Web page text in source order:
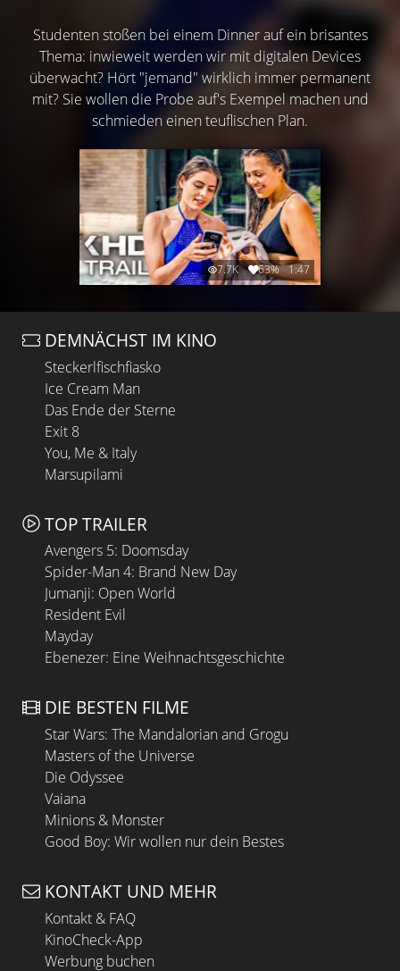
Studenten stoßen bei einem Dinner auf ein brisantes
Thema: inwieweit werden wir mit digitalen Devices
überwacht? Hört "jemand" wirklich immer permanent
mit? Sie wollen die Probe auf's Exempel machen und
schmieden einen teuflischen Plan.
7.7K 63% 1:47
DEMNÄCHST IM KINO
Steckerlfischfiasko
Ice Cream Man
Das Ende der Sterne
Exit 8
You, Me & Italy
Marsupilami
TOP TRAILER
Avengers 5: Doomsday
Spider-Man 4: Brand New Day
Jumanji: Open World
Resident Evil
Mayday
Ebenezer: Eine Weihnachtsgeschichte
DIE BESTEN FILME
Star Wars: The Mandalorian and Grogu
Masters of the Universe
Die Odyssee
Vaiana
Minions & Monster
Good Boy: Wir wollen nur dein Bestes
KONTAKT UND MEHR
Kontakt & FAQ
KinoCheck-App
Werbung buchen